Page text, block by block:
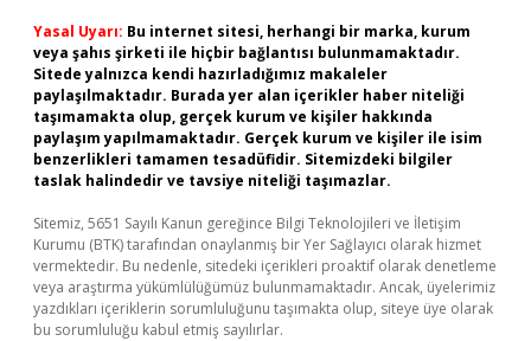
Yasal Uyarı: Bu internet sitesi, herhangi bir marka, kurum
veya şahıs şirketi ile hiçbir bağlantısı bulunmamaktadır.
Sitede yalnızca kendi hazırladığımız makaleler
paylaşılmaktadır. Burada yer alan içerikler haber niteliği
taşımamakta olup, gerçek kurum ve kişiler hakkında
paylaşım yapılmamaktadır. Gerçek kurum ve kişiler ile isim
benzerlikleri tamamen tesadüfidir. Sitemizdeki bilgiler
taslak halindedir ve tavsiye niteliği taşımazlar.
Sitemiz, 5651 Sayılı Kanun gereğince Bilgi Teknolojileri ve İletişim
Kurumu (BTK) tarafından onaylanmış bir Yer Sağlayıcı olarak hizmet
vermektedir. Bu nedenle, sitedeki içerikleri proaktif olarak denetleme
veya araştırma yükümlülüğümüz bulunmamaktadır. Ancak, üyelerimiz
yazdıkları içeriklerin sorumluluğunu taşımakta olup, siteye üye olarak
bu sorumluluğu kabul etmiş sayılırlar.